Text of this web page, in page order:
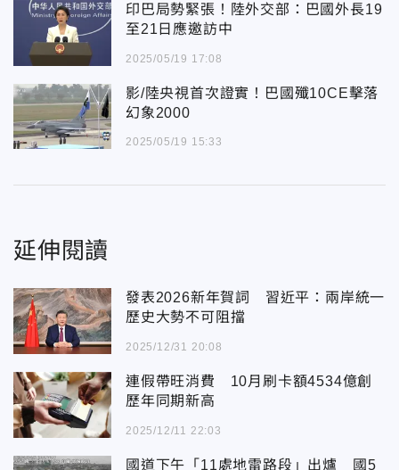
印巴局勢緊張！陸外交部：巴國外長19
至21日應邀訪中
2025/05/19 17:08
影/陸央視首次證實！巴國殲10CE擊落
幻象2000
2025/05/19 15:33
延伸閱讀
發表2026新年賀詞 習近平：兩岸統一
歷史大勢不可阻擋
2025/12/31 20:08
連假帶旺消費 10月刷卡額4534億創
歷年同期新高
2025/12/11 22:03
國道下午「11處地雷路段」出爐 國5